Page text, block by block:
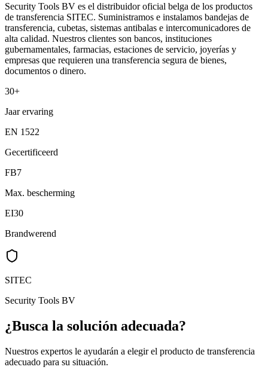
Security Tools BV es el distribuidor oficial belga de los productos
de transferencia SITEC. Suministramos e instalamos bandejas de
transferencia, cubetas, sistemas antibalas e intercomunicadores de
alta calidad. Nuestros clientes son bancos, instituciones
gubernamentales, farmacias, estaciones de servicio, joyerías y
empresas que requieren una transferencia segura de bienes,
documentos o dinero.
30+
Jaar ervaring
EN 1522
Gecertificeerd
FB7
Max. bescherming
EI30
Brandwerend
SITEC
Security Tools BV
¿Busca la solución adecuada?
Nuestros expertos le ayudarán a elegir el producto de transferencia
adecuado para su situación.